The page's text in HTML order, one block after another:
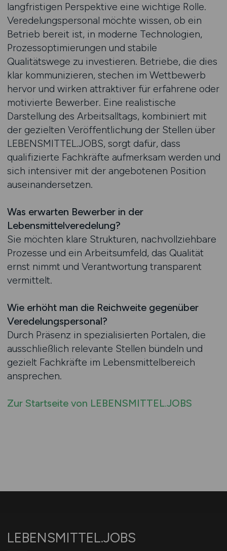
langfristigen Perspektive eine wichtige Rolle.
Veredelungspersonal möchte wissen, ob ein
Betrieb bereit ist, in moderne Technologien,
Prozessoptimierungen und stabile
Qualitätswege zu investieren. Betriebe, die dies
klar kommunizieren, stechen im Wettbewerb
hervor und wirken attraktiver für erfahrene oder
motivierte Bewerber. Eine realistische
Darstellung des Arbeitsalltags, kombiniert mit
der gezielten Veröffentlichung der Stellen über
LEBENSMITTEL.JOBS, sorgt dafür, dass
qualifizierte Fachkräfte aufmerksam werden und
sich intensiver mit der angebotenen Position
auseinandersetzen.
Was erwarten Bewerber in der
Lebensmittelveredelung?
Sie möchten klare Strukturen, nachvollziehbare
Prozesse und ein Arbeitsumfeld, das Qualität
ernst nimmt und Verantwortung transparent
vermittelt.
Wie erhöht man die Reichweite gegenüber
Veredelungspersonal?
Durch Präsenz in spezialisierten Portalen, die
ausschließlich relevante Stellen bündeln und
gezielt Fachkräfte im Lebensmittelbereich
ansprechen.
Zur Startseite von LEBENSMITTEL.JOBS
LEBENSMITTEL.JOBS